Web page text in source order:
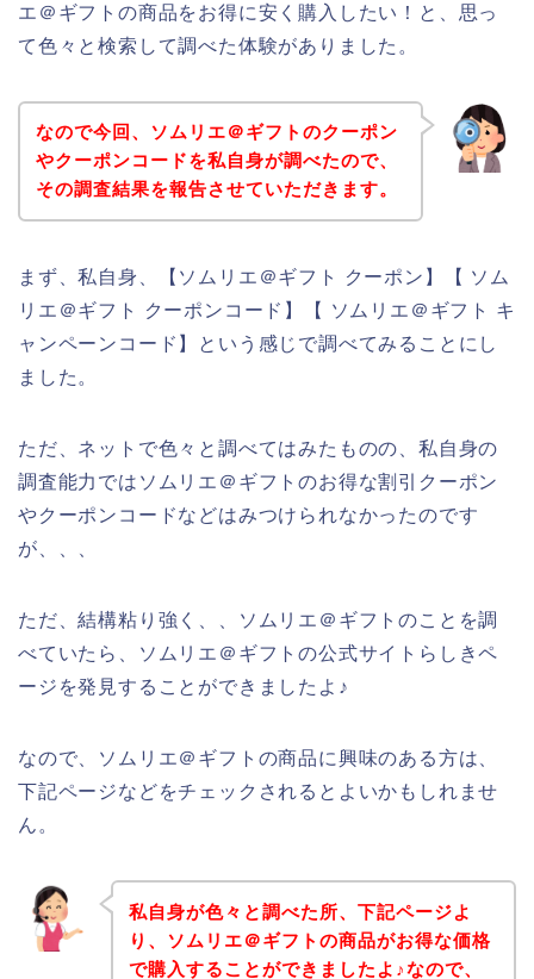
エ＠ギフトの商品をお得に安く購入したい！と、思っ
て色々と検索して調べた体験がありました。
なので今回、ソムリエ＠ギフトのクーポン
やクーポンコードを私自身が調べたので、
その調査結果を報告させていただきます。
まず、私自身、【ソムリエ＠ギフト クーポン】【 ソム
リエ＠ギフト クーポンコード】【 ソムリエ＠ギフト キ
ャンペーンコード】という感じで調べてみることにし
ました。
ただ、ネットで色々と調べてはみたものの、私自身の
調査能力ではソムリエ＠ギフトのお得な割引クーポン
やクーポンコードなどはみつけられなかったのです
が、、、
ただ、結構粘り強く、、ソムリエ＠ギフトのことを調
べていたら、ソムリエ＠ギフトの公式サイトらしきペ
ージを発見することができましたよ♪
なので、ソムリエ＠ギフトの商品に興味のある方は、
下記ページなどをチェックされるとよいかもしれませ
ん。
私自身が色々と調べた所、下記ページよ
り、ソムリエ＠ギフトの商品がお得な価格
で購入することができましたよ♪なので、